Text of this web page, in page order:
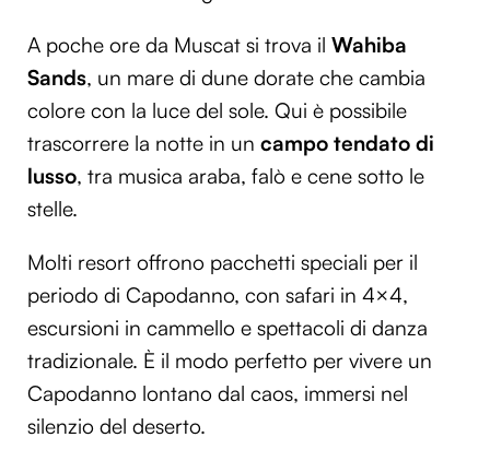
A poche ore da Muscat si trova il Wahiba
Sands, un mare di dune dorate che cambia
colore con la luce del sole. Qui è possibile
trascorrere la notte in un campo tendato di
lusso, tra musica araba, falò e cene sotto le
stelle.
Molti resort offrono pacchetti speciali per il
periodo di Capodanno, con safari in 4×4,
escursioni in cammello e spettacoli di danza
tradizionale. È il modo perfetto per vivere un
Capodanno lontano dal caos, immersi nel
silenzio del deserto.